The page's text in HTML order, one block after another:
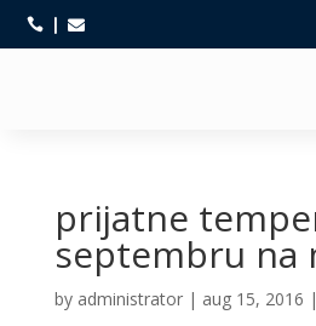
 
prijatne
septembru na
by administrator| aug 15, 2016 |